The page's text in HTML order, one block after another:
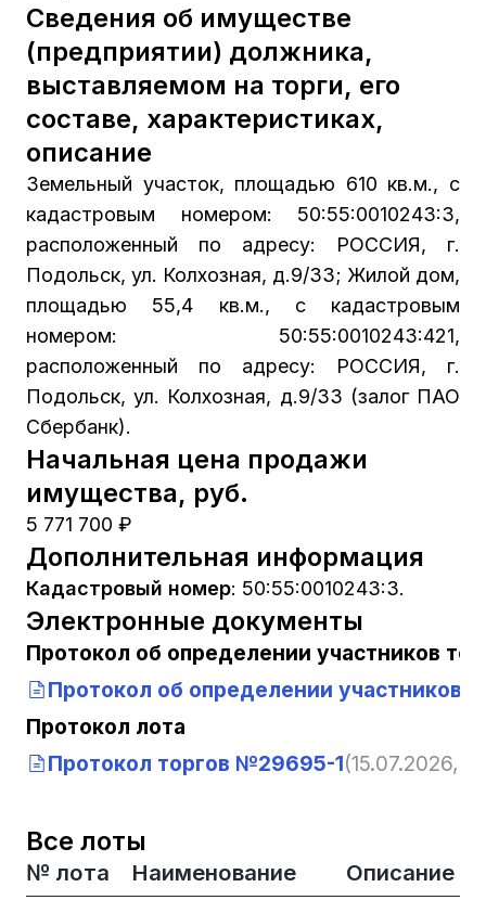
Сведения об имуществе
(предприятии) должника,
выставляемом на торги, его
составе, характеристиках,
описание
Земельный участок, площадью 610 кв.м., с
кадастровым номером: 50:55:0010243:3,
расположенный по адресу: РОССИЯ, г.
Подольск, ул. Колхозная, д.9/33; Жилой дом,
площадью 55,4 кв.м., с кадастровым
номером: 50:55:0010243:421,
расположенный по адресу: РОССИЯ, г.
Подольск, ул. Колхозная, д.9/33 (залог ПАО
Сбербанк).
Начальная цена продажи
имущества, руб.
5 771 700 ₽
Дополнительная информация
Кадастровый номер: 50:55:0010243:3.
Электронные документы
Протокол об определении участников
Протокол об определении участников
Протокол лота
Протокол торгов №29695-1(15.07.2026,
Все лоты
№ лота Наименование Описание